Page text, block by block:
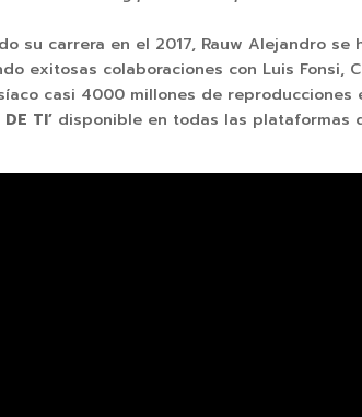
su carrera en el 2017, Rauw Alejandro
exitosas colaboraciones con Luis Fonsi,
casi 4000 millones de
TI’ disponible en todas las plataformas